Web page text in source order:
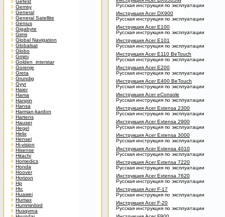
Gefest
Gemsy
General
General Satellite
Genius
Gigabyte
Girmi
Global Navigation
Globalsat
Globo
Gmini
Golden_interstar
Gorenje
Greta
Grundig
Gyyr
Haier
Hama
Hanpin
Hansa
Harman-kardon
Hartens
Hauser
Hegel
Helix
Hensel
Hi-vision
Hisense
Hitachi
Homedics
Honda
Hoover
Horizon
Hp
Htc
Huawei
Humax
Humminbird
Husqvrna
Русская инструкция по эксплуатации
Инструкция Acer DX900
Русская инструкция по эксплуатации
Инструкция Acer E100
Русская инструкция по эксплуатации
Инструкция Acer E101
Русская инструкция по эксплуатации
Инструкция Acer E110 BeTouch
Русская инструкция по эксплуатации
Инструкция Acer E200
Русская инструкция по эксплуатации
Инструкция Acer E400 BeTouch
Русская инструкция по эксплуатации
Инструкция Acer eConsole
Русская инструкция по эксплуатации
Инструкция Acer Extensa 2300
Русская инструкция по эксплуатации
Инструкция Acer Extensa 2900
Русская инструкция по эксплуатации
Инструкция Acer Extensa 3000
Русская инструкция по эксплуатации
Инструкция Acer Extensa 4010
Русская инструкция по эксплуатации
Инструкция Acer Extensa 7220
Русская инструкция по эксплуатации
Инструкция Acer Extensa 7620
Русская инструкция по эксплуатации
Инструкция Acer F-17
Русская инструкция по эксплуатации
Инструкция Acer F-20
Русская инструкция по эксплуатации